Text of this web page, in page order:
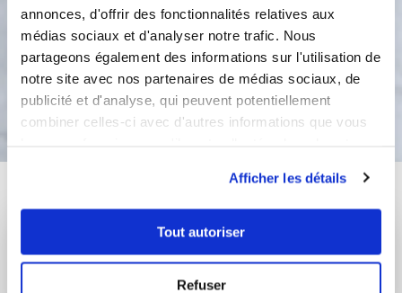
annonces, d'offrir des fonctionnalités relatives aux
médias sociaux et d'analyser notre trafic. Nous
partageons également des informations sur l'utilisation de
notre site avec nos partenaires de médias sociaux, de
publicité et d'analyse, qui peuvent potentiellement
combiner celles-ci avec d'autres informations que vous
Afficher les détails
Tout autoriser
Refuser
2
Bon appétit !